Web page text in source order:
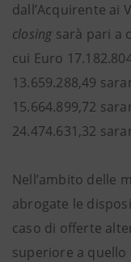
dall’Acquirente ai
closing sarà pari a
cui Euro
13.659.288,49
15.664.899,72
24.474.631,32
Nell’ambito delle
abrogate le
caso di offerte
superiore a